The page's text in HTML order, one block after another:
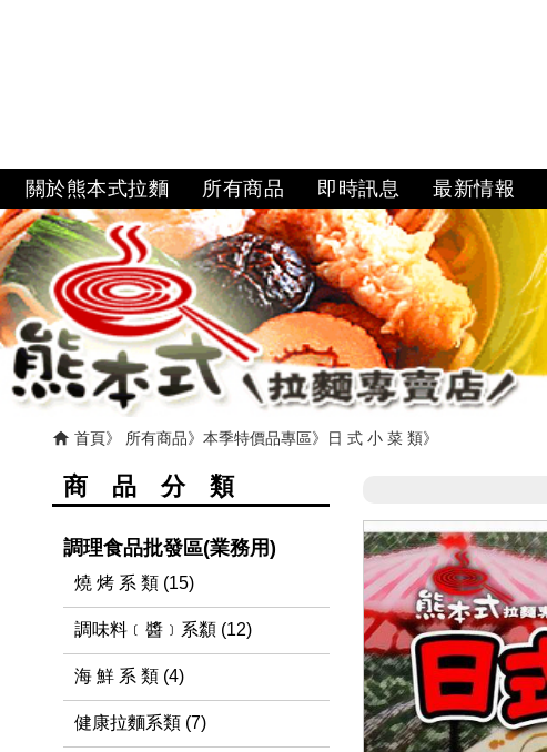
關於熊本式拉麵 所有商品 即時訊息 最新情報
首頁 所有商品 本季特價品專區 日 式 小 菜 類
商 品 分 類
調理食品批發區(業務用)
燒 烤 系 類 (15)
調味料﹝醬﹞系纇 (12)
海 鮮 系 類 (4)
健康拉麵系類 (7)